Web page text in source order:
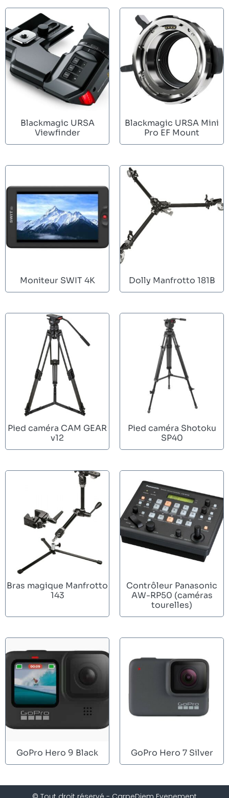
Blackmagic URSA
Viewfinder
Blackmagic URSA Mini
Pro EF Mount
Moniteur SWIT 4K Dolly Manfrotto 181B
Pied caméra CAM GEAR
v12
Pied caméra Shotoku
SP40
Bras magique Manfrotto
143
Contrôleur Panasonic
AW-RP50 (caméras
tourelles)
GoPro Hero 9 Black GoPro Hero 7 Silver